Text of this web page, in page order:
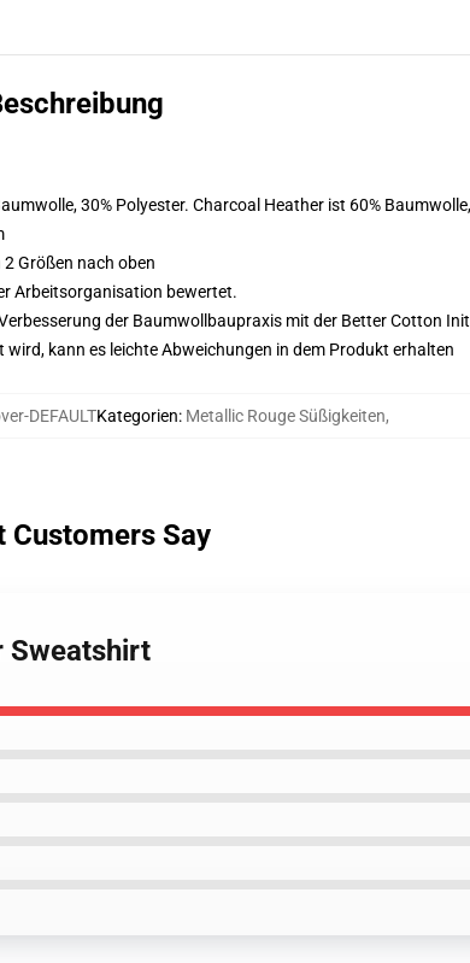
30% Polyester. Charcoal Heather ist 60%
Größen nach oben
Arbeitsorganisation bewertet.
der Baumwollbaupraxis mit der Better Cotton
kann es leichte Abweichungen in dem Produkt erhalten
DEFAULTKategorien: Metallic Rouge Süßigkeiten,
Customers Say
Sweatshirt